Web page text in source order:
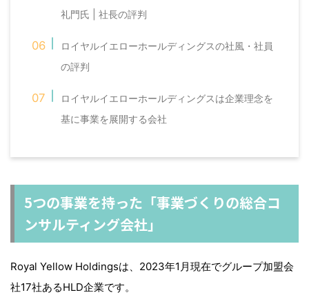
礼門氏 | 社長の評判
ロイヤルイエローホールディングスの社風・社員
の評判
ロイヤルイエローホールディングスは企業理念を
基に事業を展開する会社
5つの事業を持った「事業づくりの総合コ
ンサルティング会社」
Royal Yellow Holdingsは、2023年1月現在でグループ加盟会
社17社あるHLD企業です。